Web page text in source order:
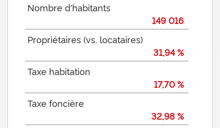
Nombre d'habitants
149 016
Propriétaires (vs. locataires)
31,94 %
Taxe habitation
17,70 %
Taxe foncière
32,98 %